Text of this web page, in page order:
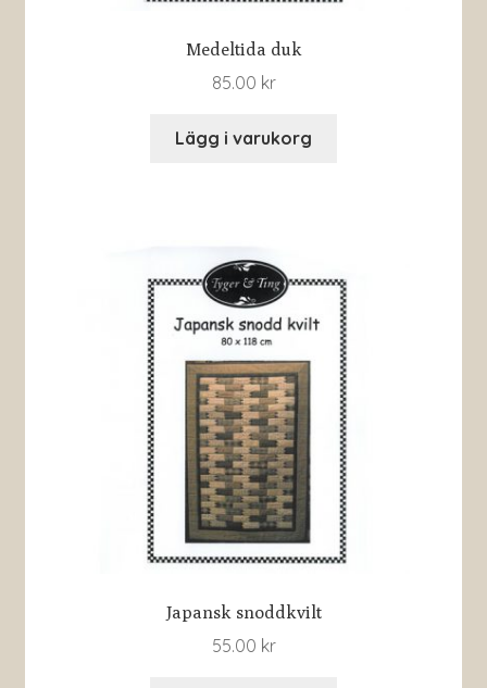
Medeltida duk
85.00 kr
Lägg i varukorg
Japansk snoddkvilt
55.00 kr